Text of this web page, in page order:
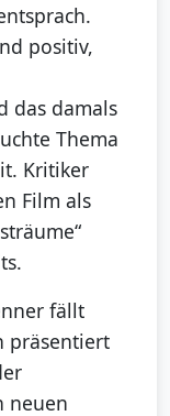
positiv,
das damals
Thema
Kritiker
Film als
fällt
präsentiert
neuen